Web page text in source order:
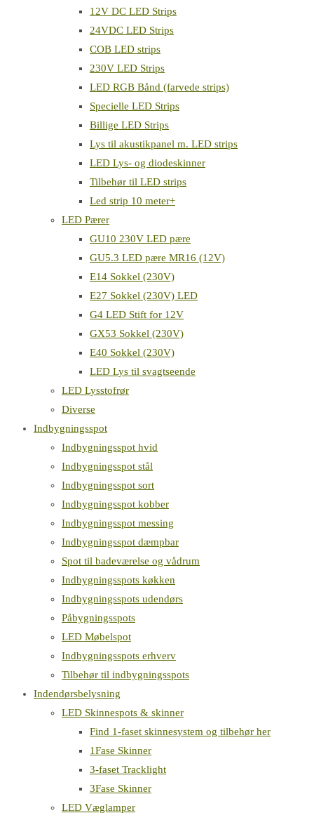
12V DC LED Strips
24VDC LED Strips
COB LED strips
230V LED Strips
LED RGB Bånd (farvede strips)
Specielle LED Strips
Billige LED Strips
Lys til akustikpanel m. LED strips
LED Lys- og diodeskinner
Tilbehør til LED strips
Led strip 10 meter+
LED Pærer
GU10 230V LED pære
GU5.3 LED pære MR16 (12V)
E14 Sokkel (230V)
E27 Sokkel (230V) LED
G4 LED Stift for 12V
GX53 Sokkel (230V)
E40 Sokkel (230V)
LED Lys til svagtseende
LED Lysstofrør
Diverse
Indbygningsspot
Indbygningsspot hvid
Indbygningsspot stål
Indbygningsspot sort
Indbygningsspot kobber
Indbygningsspot messing
Indbygningsspot dæmpbar
Spot til badeværelse og vådrum
Indbygningsspots køkken
Indbygningsspots udendørs
Påbygningsspots
LED Møbelspot
Indbygningsspots erhverv
Tilbehør til indbygningsspots
Indendørsbelysning
LED Skinnespots & skinner
Find 1-faset skinnesystem og tilbehør her
1Fase Skinner
3-faset Tracklight
3Fase Skinner
LED Væglamper